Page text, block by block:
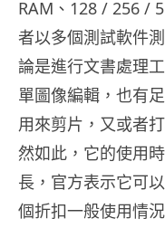
RAM、128 / 256 /
者以多個測試軟件
論是進行文書處理
單圖像編輯，也有
用來剪片，又或者
然如此，它的使用
長，官方表示它可
個折扣一般使用情